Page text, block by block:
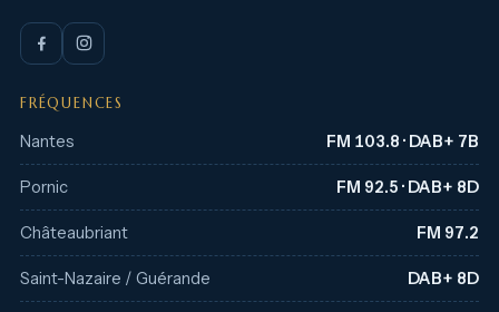
FRÉQUENCES
Nantes FM 103.8 · DAB+ 7B
Pornic FM 92.5 · DAB+ 8D
Châteaubriant FM 97.2
Saint-Nazaire / Guérande DAB+ 8D